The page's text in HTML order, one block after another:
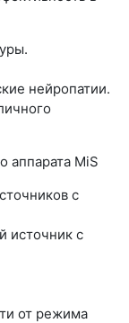
нейропатии.
аппарата MiS
с
источник с
от режима